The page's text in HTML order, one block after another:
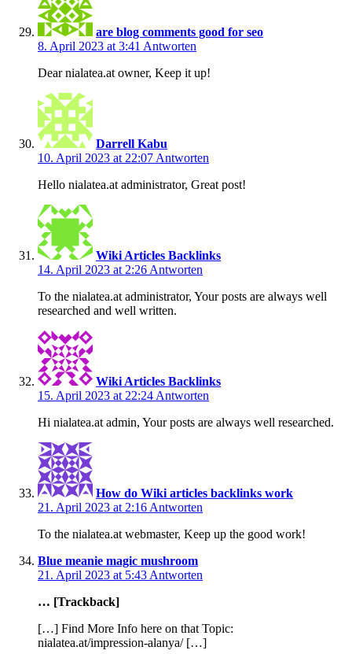
are blog comments good for seo
8. April 2023 at 3:41 Antworten
Dear nialatea.at owner, Keep it up!
Darrell Kabu
10. April 2023 at 22:07 Antworten
Hello nialatea.at administrator, Great post!
Wiki Articles Backlinks
14. April 2023 at 2:26 Antworten
To the nialatea.at administrator, Your posts are always well
researched and well written.
Wiki Articles Backlinks
15. April 2023 at 22:24 Antworten
Hi nialatea.at admin, Your posts are always well researched.
How do Wiki articles backlinks work
21. April 2023 at 2:16 Antworten
To the nialatea.at webmaster, Keep up the good work!
Blue meanie magic mushroom
21. April 2023 at 5:43 Antworten
… [Trackback]
[…] Find More Info here on that Topic:
nialatea.at/impression-alanya/ […]